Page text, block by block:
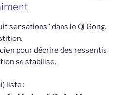
sensations” dans le Qi Gong.
pour décrire des ressentis
se stabilise.
liste :